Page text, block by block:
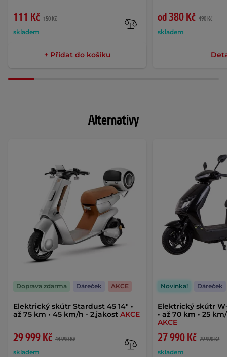
111 Kč 150 Kč
skladem
+ Přidat do košíku
od 380 Kč 490 Kč
skladem
Alternativy
Elektrický skútr Stardust 45 14" •
až 75 km • 45 km/h - 2.jakost AKCE
29 999 Kč 44 990 Kč
skladem
Doprava zdarma Dáreček AKCE
Elektrický skútr W-
• až 70 km • 25
AKCE
27 990 Kč 29 990 Kč
skladem
Novinka! Dáreček